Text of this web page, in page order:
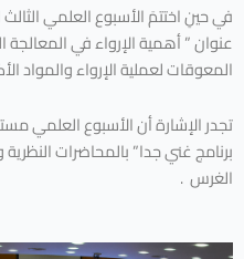
في حينِ اختتمَ الأسبوع العلمي
عنوان ” أهمية الإرواء في المعالجة
المعوقات لعملية الإرواء والمواد
برنامج غني جدا” بالمحاضرات
الغرس .